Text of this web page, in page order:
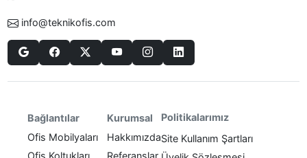
info@teknikofis.com
Bağlantılar
Ofis Mobilyaları
Ofis Koltukları
Kurumsal
Hakkımızda
Referanslar
Politikalarımız
Site Kullanım Şartları